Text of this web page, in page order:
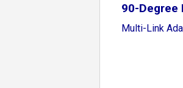
90-Degree
Multi-Link